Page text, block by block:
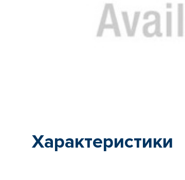
Характеристики